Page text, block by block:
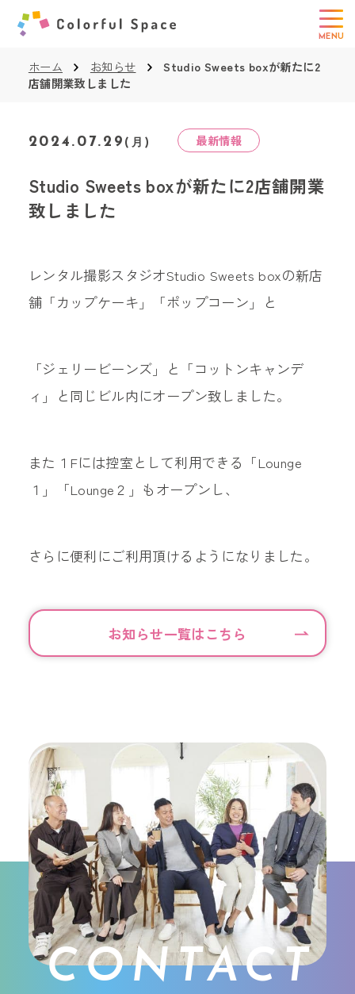
ホーム お知らせ
Studio Sweets boxが新たに2
店舗開業致しました
2024.07.29 (月) 最新情報
Studio Sweets boxが新たに2店舗開業
致しました
レンタル撮影スタジオStudio Sweets boxの新店
舗「カップケーキ」「ポップコーン」と
「ジェリービーンズ」と「コットンキャンデ
ィ」と同じビル内にオープン致しました。
また１Fには控室として利用できる「Lounge
１」「Lounge２」もオープンし、
さらに便利にご利用頂けるようになりました。
お知らせ一覧はこちら
CONTACT